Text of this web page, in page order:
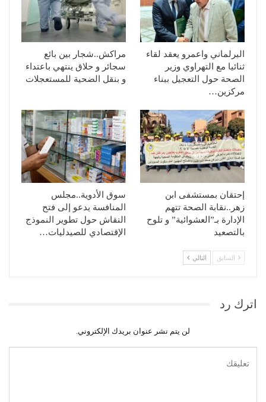
البرلماني واعمرو يعقد لقاء
ثنائيا مع التهراوي وزير
الصحة حول التعجيل ببناء
مركزين…
مراكش..شجار بين بائع
سجائر و حلاق ينتهي باعتداء
و بنقل الضحية للمستعجلات
إحتقان بمستشفى ابن
زهر..نقابة الصحة تتهم
الإدارة بـ”العشوائية” و تلوح
بالتصعيد
سوق الأدوية..مجلس
المنافسة يدعو إلى فتح
النقاش حول تطوير النموذج
الإقتصادي للصيدليات…
السابق التالي
اترك رد
لن يتم نشر عنوان بريدك الإلكتروني.